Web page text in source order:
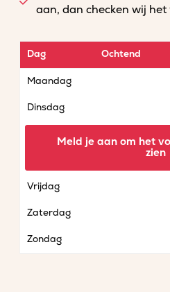
aan, dan checken wij
Dag Ochtend
Maandag
Dinsdag
Vrijdag
Zaterdag
Zondag
Meld je aan om het
zien